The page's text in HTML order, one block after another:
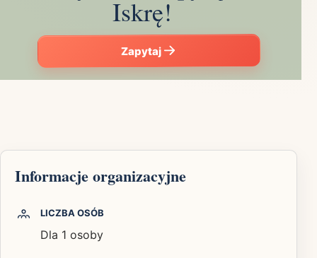
Iskrę!
Zapytaj
Informacje organizacyjne
LICZBA OSÓB
Dla 1 osoby